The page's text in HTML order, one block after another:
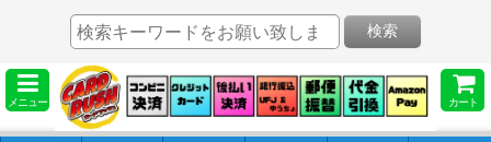
メニュー カート
検索